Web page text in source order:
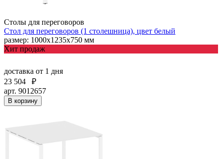
Столы для переговоров
Стол для переговоров (1 столешница), цвет белый
размер: 1000х1235х750 мм
Хит продаж
доставка от 1 дня
23 504
₽
арт. 9012657
В корзину